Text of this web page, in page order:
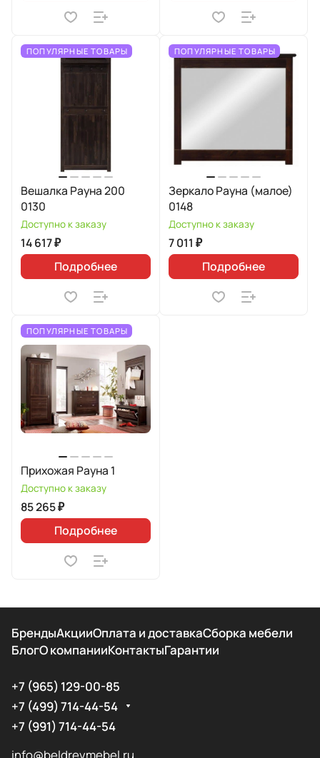
ПОПУЛЯРНЫЕ ТОВАРЫ
Вешалка Рауна 200
0130
Доступно к заказу
14 617 ₽
Подробнее
ПОПУЛЯРНЫЕ ТОВАРЫ
Зеркало Рауна (малое)
0148
Доступно к заказу
7 011 ₽
Подробнее
ПОПУЛЯРНЫЕ ТОВАРЫ
Прихожая Рауна 1
Доступно к заказу
85 265 ₽
Подробнее
БрендыАкцииОплата и доставкаСборка мебели
БлогО компанииКонтактыГарантии
+7 (965) 129-00-85
+7 (499) 714-44-54
+7 (991) 714-44-54